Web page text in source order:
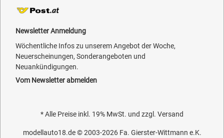
Newsletter Anmeldung
Wöchentliche Infos zu unserem Angebot der Woche,
Neuerscheinungen, Sonderangeboten und
Neuankündigungen.
Vom Newsletter abmelden
* Alle Preise inkl. 19% MwSt. und zzgl. Versand
modellauto18.de© 2003-2026 Fa. Gierster-Wittmann e.K.